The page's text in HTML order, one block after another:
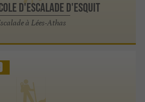
D'ESCALADE D'ESQUIT
à Lées-Athas